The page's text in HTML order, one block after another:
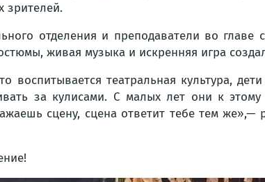
зрителей.
отделения и преподаватели во
живая музыка и искренняя игра
воспитывается театральная культура,
за кулисами. С малых лет они к
сцену, сцена ответит тебе тем же»,—